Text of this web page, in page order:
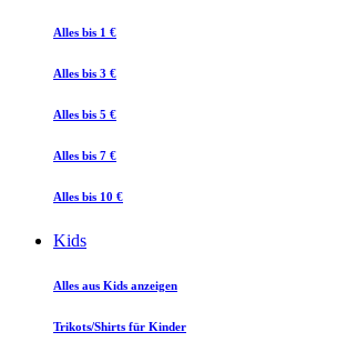
Alles bis 1 €
Alles bis 3 €
Alles bis 5 €
Alles bis 7 €
Alles bis 10 €
Kids
Alles aus Kids anzeigen
Trikots/Shirts für Kinder